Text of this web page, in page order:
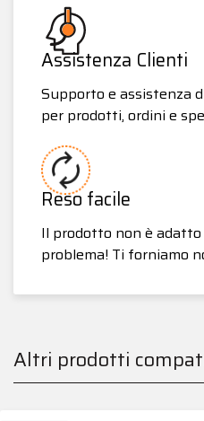
Assistenza Clienti
Supporto e assistenza
per prodotti, ordini e
Reso facile
Il prodotto non è
problema! Ti forniamo
Altri prodotti